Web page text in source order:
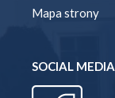
Mapa strony
SOCIAL MEDIA